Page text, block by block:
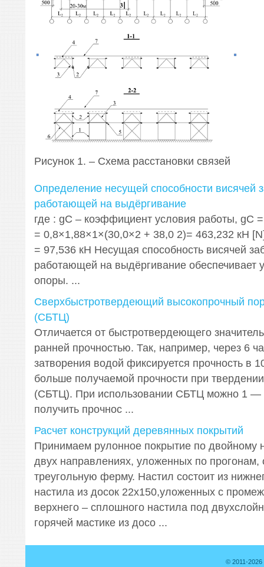
Рисунок 1. – Схема расстановки связей
Определение несущей способности висячей
работающей на выдёргивание
где : gС – коэффициент условия работы, gС
= 0,8×1,88×1×(30,0×2 + 38,0 2)= 463,232 кН
= 97,536 кН Несущая способность висячей
работающей на выдёргивание обеспечивает
опоры. ...
Сверхбыстротвердеющий высокопрочный
(СБТЦ)
Отличается от быстротвердеющего
ранней прочностью. Так, например, через 6
затворения водой фиксируется прочность в
больше получаемой прочности при
(СБТЦ). При использовании СБТЦ можно 1 ―
получить прочнос ...
Расчет конструкций деревянных покрытий
Принимаем рулонное покрытие по двойному
двух направлениях, уложенных по
треугольную ферму. Настил состоит из
настила из досок 22х150,уложенных с
верхнего – сплошного настила под
горячей мастике из досо ...
© 2011-2026